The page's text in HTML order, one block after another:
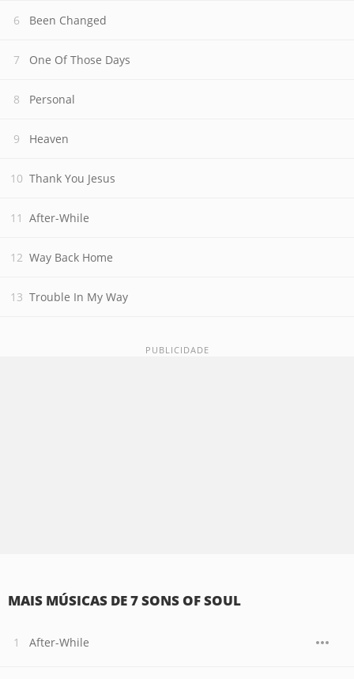
Been Changed
One Of Those Days
Personal
Heaven
Thank You Jesus
After-While
Way Back Home
Trouble In My Way
MAIS MÚSICAS DE 7 SONS OF SOUL
After-While